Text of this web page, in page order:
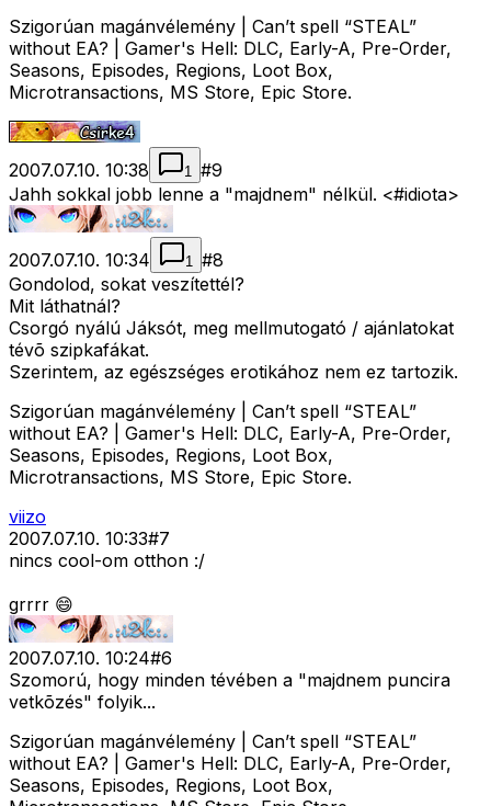
Szigorúan magánvélemény | Can’t spell “STEAL”
without EA? | Gamer's Hell: DLC, Early-A, Pre-Order,
Seasons, Episodes, Regions, Loot Box,
Microtransactions, MS Store, Epic Store.
2007.07.10. 10:38 1 #9
Jahh sokkal jobb lenne a "majdnem" nélkül. <#idiota>
2007.07.10. 10:34 1 #8
Gondolod, sokat veszítettél?
Mit láthatnál?
Csorgó nyálú Jáksót, meg mellmutogató / ajánlatokat
tévõ szipkafákat.
Szerintem, az egészséges erotikához nem ez tartozik.
Szigorúan magánvélemény | Can’t spell “STEAL”
without EA? | Gamer's Hell: DLC, Early-A, Pre-Order,
Seasons, Episodes, Regions, Loot Box,
Microtransactions, MS Store, Epic Store.
viizo
2007.07.10. 10:33#7
nincs cool-om otthon :/
grrrr 😄
2007.07.10. 10:24#6
Szomorú, hogy minden tévében a "majdnem puncira
vetkõzés" folyik...
Szigorúan magánvélemény | Can’t spell “STEAL”
without EA? | Gamer's Hell: DLC, Early-A, Pre-Order,
Seasons, Episodes, Regions, Loot Box,